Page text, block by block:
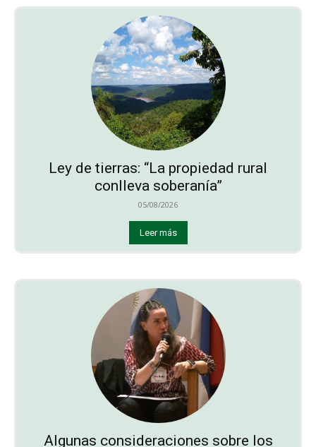
Ley de tierras: “La propiedad rural
conlleva soberanía”
05/08/2026
Leer más
Algunas consideraciones sobre los